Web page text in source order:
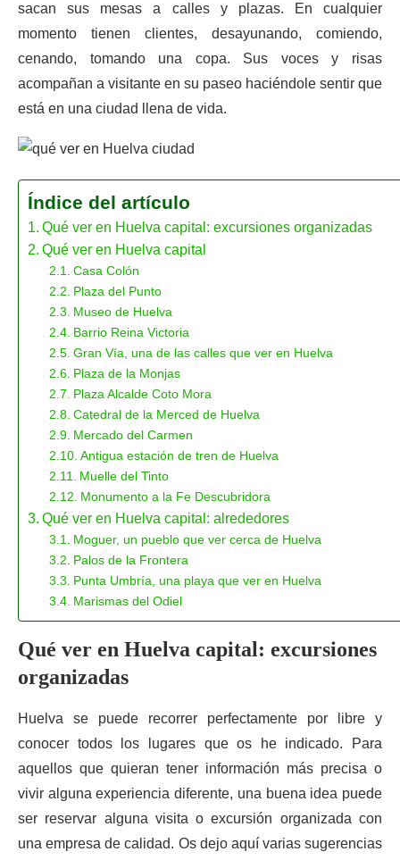
sacan sus mesas a calles y plazas. En cualquier
momento tienen clientes, desayunando, comiendo,
cenando, tomando una copa. Sus voces y risas
acompañan a visitante en su paseo haciéndole sentir que
está en una ciudad llena de vida.
Índice del artículo
Qué ver en Huelva capital: excursiones organizadas
Qué ver en Huelva capital
Casa Colón
Plaza del Punto
Museo de Huelva
Barrio Reina Victoria
Gran Vía, una de las calles que ver en Huelva
Plaza de la Monjas
Plaza Alcalde Coto Mora
Catedral de la Merced de Huelva
Mercado del Carmen
Antigua estación de tren de Huelva
Muelle del Tinto
Monumento a la Fe Descubridora
Qué ver en Huelva capital: alrededores
Moguer, un pueblo que ver cerca de Huelva
Palos de la Frontera
Punta Umbría, una playa que ver en Huelva
Marismas del Odiel
Qué ver en Huelva capital: excursiones
organizadas
Huelva se puede recorrer perfectamente por libre y
conocer todos los lugares que os he indicado. Para
aquellos que quieran tener información más precisa o
vivir alguna experiencia diferente, una buena idea puede
ser reservar alguna visita o excursión organizada con
una empresa de calidad. Os dejo aquí varias sugerencias